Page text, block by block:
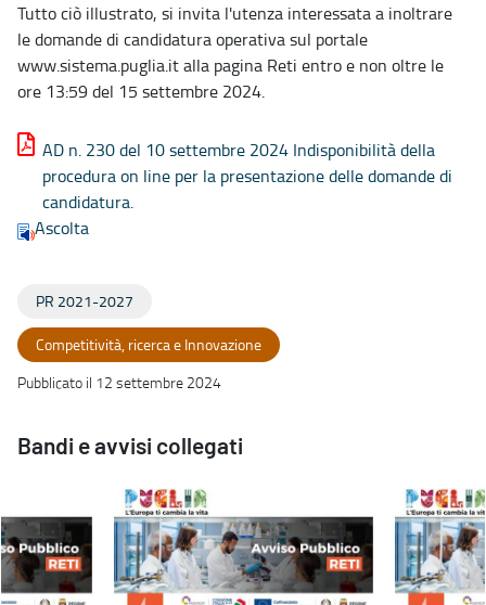
Tutto ciò illustrato, si invita l'utenza interessata a inoltrare
le domande di candidatura operativa sul portale
www.sistema.puglia.it alla pagina Reti entro e non oltre le
ore 13:59 del 15 settembre 2024.
AD n. 230 del 10 settembre 2024 Indisponibilità della
procedura on line per la presentazione delle domande di
candidatura.
Ascolta
PR 2021-2027
Competitività, ricerca e Innovazione
Pubblicato il 12 settembre 2024
Bandi e avvisi collegati